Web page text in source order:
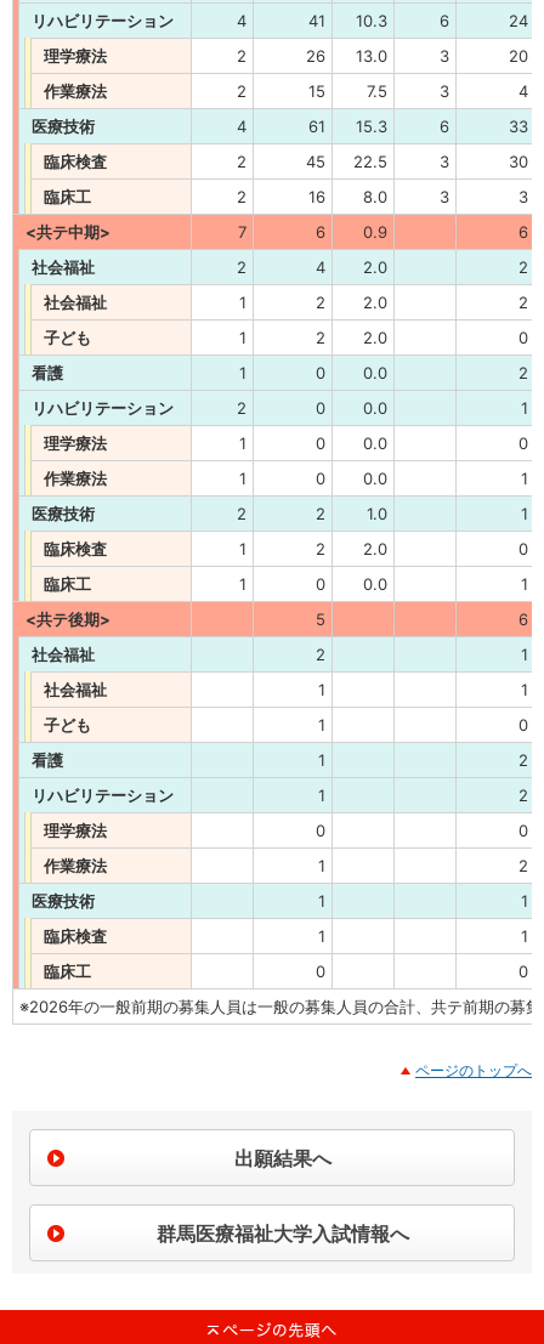
リハビリテーション
4 41 10.3 6
24
理学療法
2 26 13.0 3
20
作業療法
2 15 7.5 3
4
医療技術
4 61 15.3 6
33
臨床検査
2 45 22.5 3
30
臨床工
2 16 8.0 3
3
<共テ中期>
7 6 0.9
6
社会福祉
2 4 2.0
2
社会福祉
1 2 2.0
2
子ども
1 2 2.0
0
看護
1 0 0.0
2
リハビリテーション
2 0 0.0
1
理学療法
1 0 0.0
0
作業療法
1 0 0.0
1
医療技術
2 2 1.0
1
臨床検査
1 2 2.0
0
臨床工
1 0 0.0
1
<共テ後期>
5
6
社会福祉
2
1
社会福祉
1
1
子ども
1
0
看護
1
2
リハビリテーション
1
2
理学療法
0
0
作業療法
1
2
医療技術
1
1
臨床検査
1
1
臨床工
0
0
※2026年の一般前期の募集人員は一般の募集人員の合計、共テ前期の募
ページのトップへ
出願結果へ
群馬医療福祉大学入試情報へ